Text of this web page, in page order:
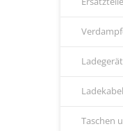
Ladekabel
Taschen